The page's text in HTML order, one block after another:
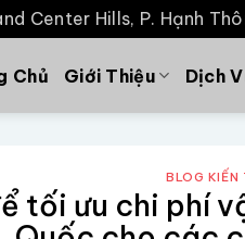
Center Hills, P. Hạnh
Chủ Giới Thiệu Dịch
BLOG KIẾN
tối ưu chi phí